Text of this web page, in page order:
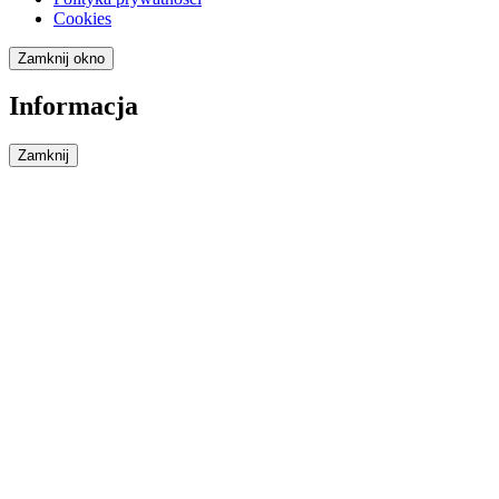
Cookies
Zamknij okno
Informacja
Zamknij